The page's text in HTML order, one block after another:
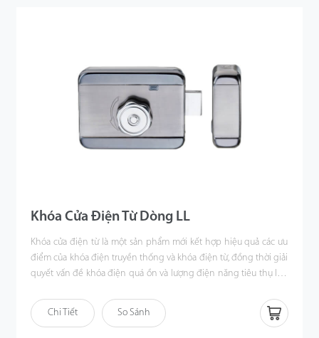
Khóa Cửa Điện Từ Dòng LL
Khóa cửa điện từ là một sản phẩm mới kết hợp hiệu quả các ưu
điểm của khóa điện truyền thống và khóa điện từ, đồng thời giải
quyết vấn đề khóa điện quá ồn và lượng điện năng tiêu thụ lớn
Chi Tiết So Sánh